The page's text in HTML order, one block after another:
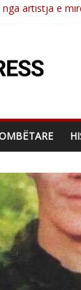
Kumrie
Mushkolaj
artistja e